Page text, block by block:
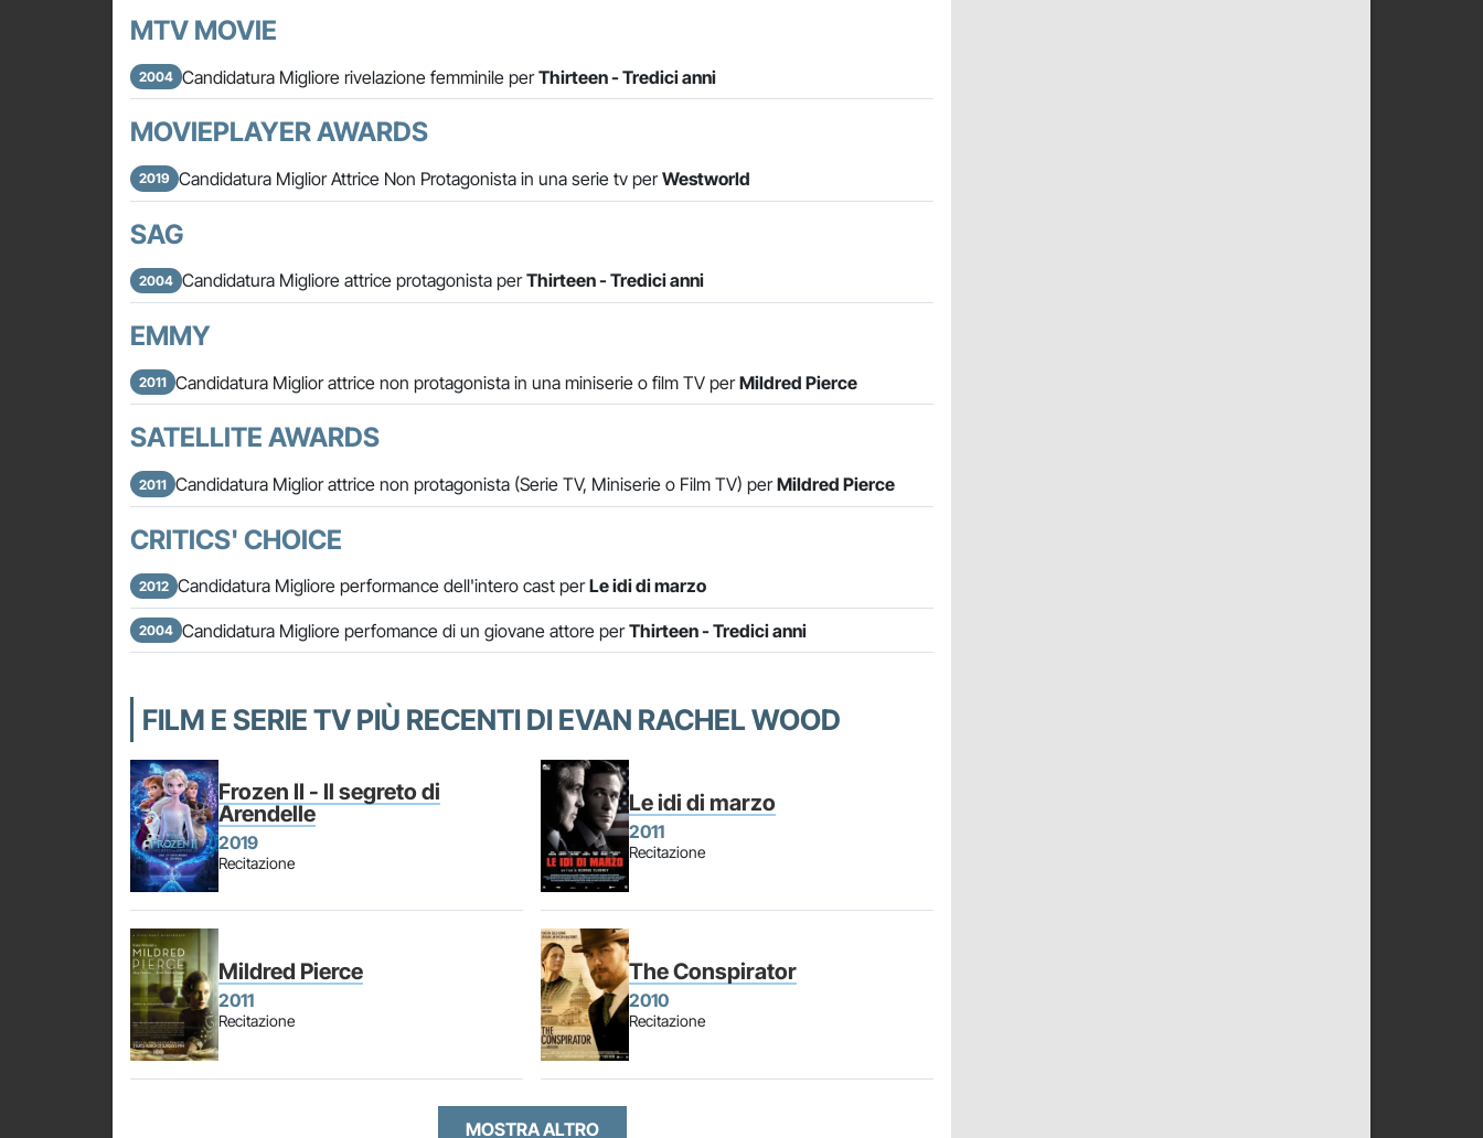
MTV MOVIE
2004 Candidatura Migliore rivelazione femminile perThirteen - Tredici anni
MOVIEPLAYER AWARDS
2019 Candidatura Miglior Attrice Non Protagonista in una serie tv perWestworld
SAG
2004 Candidatura Migliore attrice protagonista perThirteen - Tredici anni
EMMY
2011 Candidatura Miglior attrice non protagonista in una miniserie o film TV perMildred Pierce
SATELLITE AWARDS
2011 Candidatura Miglior attrice non protagonista (Serie TV, Miniserie o Film TV) perMildred Pierce
CRITICS' CHOICE
2012 Candidatura Migliore performance dell'intero cast perLe idi di marzo
2004 Candidatura Migliore perfomance di un giovane attore perThirteen - Tredici anni
FILM E SERIE TV PIÙ RECENTI DI EVAN RACHEL WOOD
Frozen II - Il segreto di
Arendelle
2019
Recitazione
Le idi di marzo
2011
Recitazione
Mildred Pierce
2011
Recitazione
The Conspirator
2010
Recitazione
MOSTRA ALTRO